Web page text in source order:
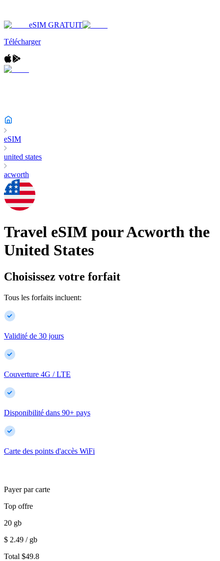
eSIM GRATUIT
Télécharger
eSIM
united states
acworth
Travel eSIM pourAcworth the
United States
Choisissez votre forfait
Tous les forfaits incluent:
Validité de 30 jours
Couverture 4G / LTE
Disponibilité dans 90+ pays
Carte des points d'accès WiFi
Payer par carte
Top offre
20 gb
$ 2.49 / gb
Total $49.8